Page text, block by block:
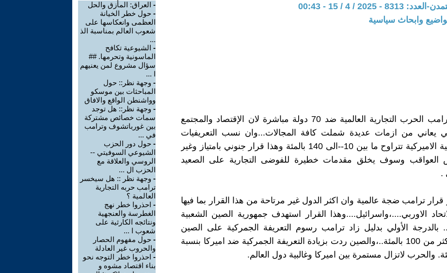
8313 - 2025 / 4 / 15 - 00:43
وابحاث سياسية
اعلن ترامب الحرب التجارية العالمية ضد 70 دولة مباشرة لان الإقتصاد والمجتمع
يعاني من ازمات عديدة شملت كافة المجالات...وان نسب التعريفيات
الجمركية الاميركية تتراوح ما بين 10--الى 140 بالمئة وهذا قرار جنوني بامتياز وغير
العواقب وسوف يخلق مقدمات خطيرة للفوضى التجارية على الصعيد
.
قرار ترامب ضجة عالمية وان اكثر الدول غير مرتاحة من هذا القرار بما فيها
الاوربي....،واسرائيل....وهذا القرار استهدف جمهورية الصين الشعبية
بالدرجة الأولي بدليل زاد ترامب رسوم التعريفة الجمركية على الصين
بنسة اكثر من 100 بالمئة..،والصين ردت بزيادة التعريفة الجمركية ضد اميركا بنسبة
- العراق: المأزق والحل
- حول خطر الخيانة
العظمى وانعكاسها على
شعوب العالم بمناسبة الذ
...
- الشيوعية تكافح
الماسونية وتحرمها. ##
سؤال مشروع لمن يعنيهم
ا ...
- وجهة نظر:: حول
المباحثات بين موسكو
وواشنطن الواقع والافاق
- وجهة نظر:: هل توجد
سمات خصائص مشتركة
بين غورباتشوف وترامب
في ...
- حول دور الحزب
الشيوعي السوفيتي --
الروسي والعلاقة مع
الحزب ال ...
- وجهة نظر :: هل سيخسر
ترامب حربه التجارية
العالمية ؟
- احذروا خطر نهج
الغطرسة والعنجهية
ونتائجه الكارثية على
شعوب ا ...
- حول مفهوم الحصار
والحروب غير العادلة
- احذروا خطر التوجه نحو
بناء اقتصاد مشوه و